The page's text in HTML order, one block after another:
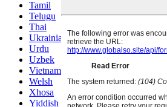
Tamil
Telugu
Thai
Ukrainian
Urdu
Uzbek
Vietnamese
Welsh
Xhosa
Yiddish